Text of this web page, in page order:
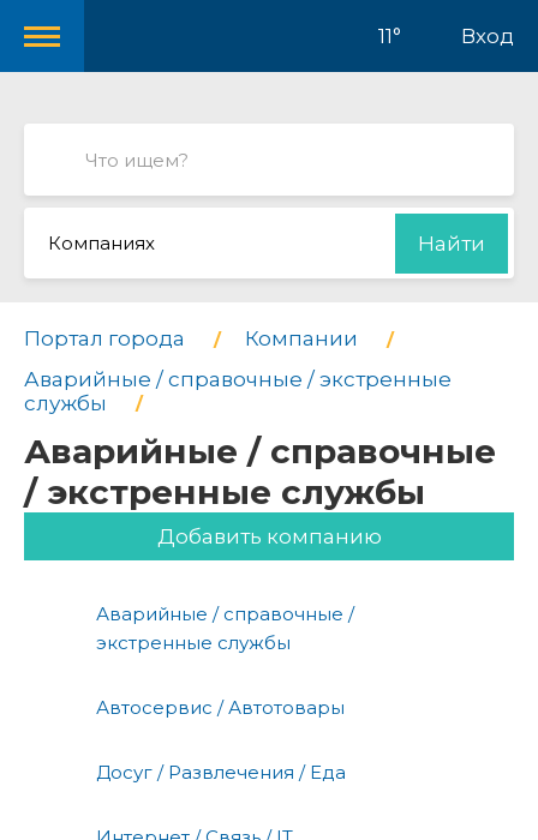
11° Вход
Компаниях Найти
Портал города
Компании
Аварийные / справочные / экстренные
службы
Аварийные / справочные
/ экстренные службы
Добавить компанию
Аварийные / справочные /
экстренные службы
Автосервис / Автотовары
Досуг / Развлечения / Еда